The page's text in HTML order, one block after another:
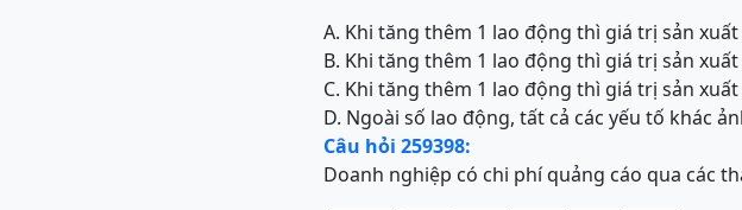
A. Khi tăng thêm 1 lao động thì giá trị sản
B. Khi tăng thêm 1 lao động thì giá trị sản
C. Khi tăng thêm 1 lao động thì giá trị sản
D. Ngoài số lao động, tất cả các yếu tố khác
Câu hỏi 259398:
Doanh nghiệp có chi phí quảng cáo qua các